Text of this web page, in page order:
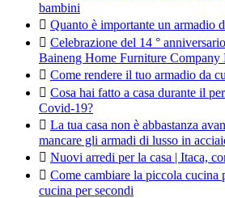
bambini
 Quanto è importante un armadio
 Celebrazione del 14 °
Baineng Home Furniture Company
 Come rendere il tuo armadio da
 Cosa hai fatto a casa durante il
Covid-19?
 La tua casa non è abbastanza
mancare gli armadi di lusso in
 Nuovi arredi per la casa | Itaca,
 Come cambiare la piccola cucina
cucina per secondi